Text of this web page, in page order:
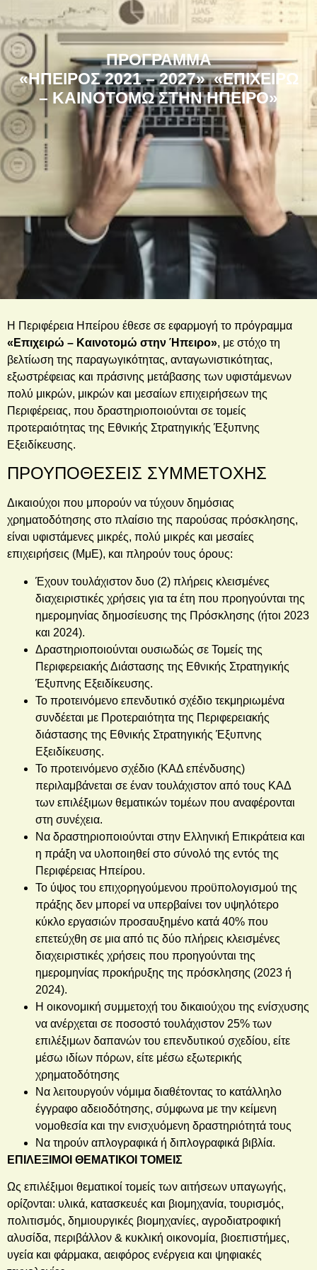
ΠΡΟΓΡΑΜΜΑ
«ΗΠΕΙΡΟΣ 2021 – 2027» «ΕΠΙΧΕΙΡΩ
– ΚΑΙΝΟΤΟΜΩ ΣΤΗΝ ΗΠΕΙΡΟ»
Η Περιφέρεια Ηπείρου έθεσε σε εφαρμογή το πρόγραμμα
«Επιχειρώ – Καινοτομώ στην Ήπειρο», με στόχο τη
βελτίωση της παραγωγικότητας, ανταγωνιστικότητας,
εξωστρέφειας και πράσινης μετάβασης των υφιστάμενων
πολύ μικρών, μικρών και μεσαίων επιχειρήσεων της
Περιφέρειας, που δραστηριοποιούνται σε τομείς
προτεραιότητας της Εθνικής Στρατηγικής Έξυπνης
Εξειδίκευσης.
ΠΡΟΥΠΟΘΕΣΕΙΣ ΣΥΜΜΕΤΟΧΗΣ
Δικαιούχοι που μπορούν να τύχουν δημόσιας
χρηματοδότησης στο πλαίσιο της παρούσας πρόσκλησης,
είναι υφιστάμενες μικρές, πολύ μικρές και μεσαίες
επιχειρήσεις (ΜμΕ), και πληρούν τους όρους:
Έχουν τουλάχιστον δυο (2) πλήρεις κλεισμένες
διαχειριστικές χρήσεις για τα έτη που προηγούνται της
ημερομηνίας δημοσίευσης της Πρόσκλησης (ήτοι 2023
και 2024).
Δραστηριοποιούνται ουσιωδώς σε Τομείς της
Περιφερειακής Διάστασης της Εθνικής Στρατηγικής
Έξυπνης Εξειδίκευσης.
Το προτεινόμενο επενδυτικό σχέδιο τεκμηριωμένα
συνδέεται με Προτεραιότητα της Περιφερειακής
διάστασης της Εθνικής Στρατηγικής Έξυπνης
Εξειδίκευσης.
Το προτεινόμενο σχέδιο (ΚΑΔ επένδυσης)
περιλαμβάνεται σε έναν τουλάχιστον από τους ΚΑΔ
των επιλέξιμων θεματικών τομέων που αναφέρονται
στη συνέχεια.
Να δραστηριοποιούνται στην Ελληνική Επικράτεια και
η πράξη να υλοποιηθεί στο σύνολό της εντός της
Περιφέρειας Ηπείρου.
Το ύψος του επιχορηγούμενου προϋπολογισμού της
πράξης δεν μπορεί να υπερβαίνει τον υψηλότερο
κύκλο εργασιών προσαυξημένο κατά 40% που
επετεύχθη σε μια από τις δύο πλήρεις κλεισμένες
διαχειριστικές χρήσεις που προηγούνται της
ημερομηνίας προκήρυξης της πρόσκλησης (2023 ή
2024).
Η οικονομική συμμετοχή του δικαιούχου της ενίσχυσης
να ανέρχεται σε ποσοστό τουλάχιστον 25% των
επιλέξιμων δαπανών του επενδυτικού σχεδίου, είτε
μέσω ιδίων πόρων, είτε μέσω εξωτερικής
χρηματοδότησης
Να λειτουργούν νόμιμα διαθέτοντας το κατάλληλο
έγγραφο αδειοδότησης, σύμφωνα με την κείμενη
νομοθεσία και την ενισχυόμενη δραστηριότητά τους
Να τηρούν απλογραφικά ή διπλογραφικά βιβλία.
ΕΠΙΛΕΞΙΜΟΙ ΘΕΜΑΤΙΚΟΙ ΤΟΜΕΙΣ
Ως επιλέξιμοι θεματικοί τομείς των αιτήσεων υπαγωγής,
ορίζονται: υλικά, κατασκευές και βιομηχανία, τουρισμός,
πολιτισμός, δημιουργικές βιομηχανίες, αγροδιατροφική
αλυσίδα, περιβάλλον & κυκλική οικονομία, βιοεπιστήμες,
υγεία και φάρμακα, αειφόρος ενέργεια και ψηφιακές